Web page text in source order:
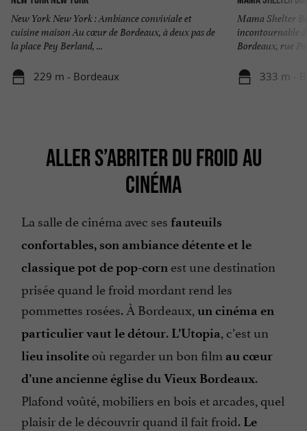
New York New York : Ambiance conviviale et
cuisine maison Au cœur de Bordeaux, à deux pas de
la place Pey Berland, ...
229 m - Bordeaux
Mama Shelter
incontournable
Bordeaux, rue
333 m -
ALLER S’ABRITER DU FROID AU
CINÉMA
La salle de cinéma avec ses fauteuils
confortables, son ambiance détente et le
classique pot de pop-corn est une destination
prisée quand le froid mordant rend les
pommettes rosées. À Bordeaux, un cinéma en
particulier vaut le détour. L’Utopia, c’est un
lieu insolite où regarder un bon film au cœur
d’une ancienne église du Vieux Bordeaux.
Plafond voûté, mobiliers en bois et arcades, quel
plaisir de le découvrir quand il fait froid. Le